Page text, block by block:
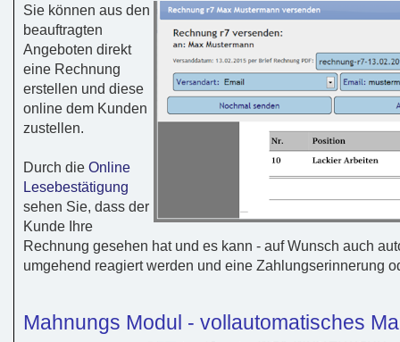
Sie können aus den
beauftragten
Angeboten direkt
eine Rechnung
erstellen und diese
online dem Kunden
zustellen.
Durch die Online
Lesebestätigung
sehen Sie, dass der
Kunde Ihre
Rechnung gesehen hat und es kann - auf Wunsch auch
umgehend reagiert werden und eine Zahlungserinnerung
Mahnungs Modul - vollautomatisches